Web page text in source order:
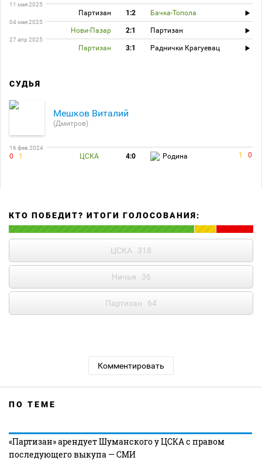
11 мая 2025
Партизан 1:2 Бачка-Топола
04 мая 2025
Нови-Пазар 2:1 Партизан
27 апр 2025
Партизан 3:1 Раднички Крагуевац
СУДЬЯ
Мешков Виталий
(Дмитров)
16 фев 2024
0 1 ЦСКА 4:0 Родина 1 0
КТО ПОБЕДИТ? ИТОГИ ГОЛОСОВАНИЯ:
ЦСКА 318
Ничья 36
Партизан 64
Комментировать
ПО ТЕМЕ
«Партизан» арендует Шуманского у ЦСКА с правом
последующего выкупа — СМИ